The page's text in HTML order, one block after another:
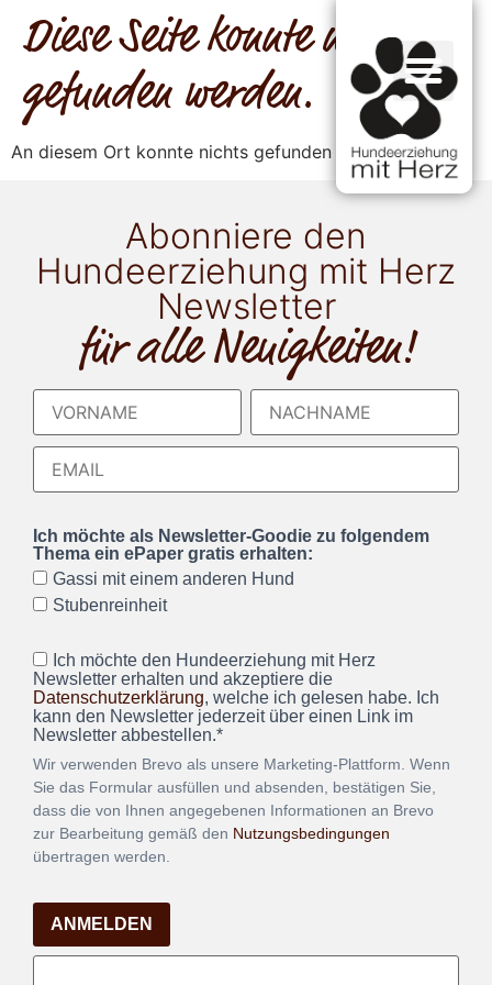
Diese Seite konnte nicht
gefunden werden.
An diesem Ort konnte nichts gefunden werden.
Abonniere den
Hundeerziehung mit Herz
Newsletter
für alle Neuigkeiten!
Ich möchte als Newsletter-Goodie zu folgendem
Thema ein ePaper gratis erhalten:
Gassi mit einem anderen Hund
Stubenreinheit
Ich möchte den Hundeerziehung mit Herz
Newsletter erhalten und akzeptiere die
Datenschutzerklärung, welche ich gelesen habe. Ich
kann den Newsletter jederzeit über einen Link im
Newsletter abbestellen.*
Wir verwenden Brevo als unsere Marketing-Plattform. Wenn
Sie das Formular ausfüllen und absenden, bestätigen Sie,
dass die von Ihnen angegebenen Informationen an Brevo
zur Bearbeitung gemäß den Nutzungsbedingungen
übertragen werden.
ANMELDEN